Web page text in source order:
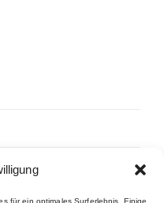
für ein optimales Surferlebnis. Einige